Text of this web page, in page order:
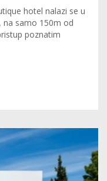
hotel nalazi se u
samo 150m od
poznatim